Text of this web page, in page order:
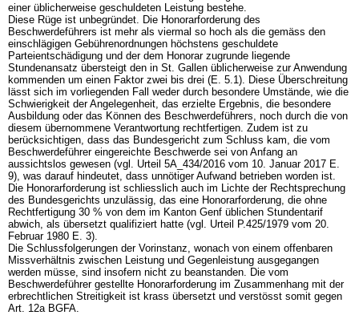
einer üblicherweise geschuldeten Leistung bestehe.
Diese Rüge ist unbegründet. Die Honorarforderung des
Beschwerdeführers ist mehr als viermal so hoch als die gemäss den
einschlägigen Gebührenordnungen höchstens geschuldete
Parteientschädigung und der dem Honorar zugrunde liegende
Stundenansatz übersteigt den in St. Gallen üblicherweise zur Anwendung
kommenden um einen Faktor zwei bis drei (E. 5.1). Diese Überschreitung
lässt sich im vorliegenden Fall weder durch besondere Umstände, wie die
Schwierigkeit der Angelegenheit, das erzielte Ergebnis, die besondere
Ausbildung oder das Können des Beschwerdeführers, noch durch die von
diesem übernommene Verantwortung rechtfertigen. Zudem ist zu
berücksichtigen, dass das Bundesgericht zum Schluss kam, die vom
Beschwerdeführer eingereichte Beschwerde sei von Anfang an
aussichtslos gewesen (vgl. Urteil 5A_434/2016 vom 10. Januar 2017 E.
9), was darauf hindeutet, dass unnötiger Aufwand betrieben worden ist.
Die Honorarforderung ist schliesslich auch im Lichte der Rechtsprechung
des Bundesgerichts unzulässig, das eine Honorarforderung, die ohne
Rechtfertigung 30 % von dem im Kanton Genf üblichen Stundentarif
abwich, als übersetzt qualifiziert hatte (vgl. Urteil P.425/1979 vom 20.
Februar 1980 E. 3).
Die Schlussfolgerungen der Vorinstanz, wonach von einem offenbaren
Missverhältnis zwischen Leistung und Gegenleistung ausgegangen
werden müsse, sind insofern nicht zu beanstanden. Die vom
Beschwerdeführer gestellte Honorarforderung im Zusammenhang mit der
erbrechtlichen Streitigkeit ist krass übersetzt und verstösst somit gegen
Art. 12a BGFA.